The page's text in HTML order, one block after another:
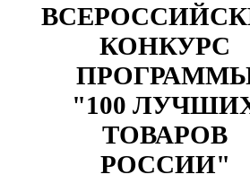
КОНКУРС
"100
ТОВАРОВ
РОССИИ"